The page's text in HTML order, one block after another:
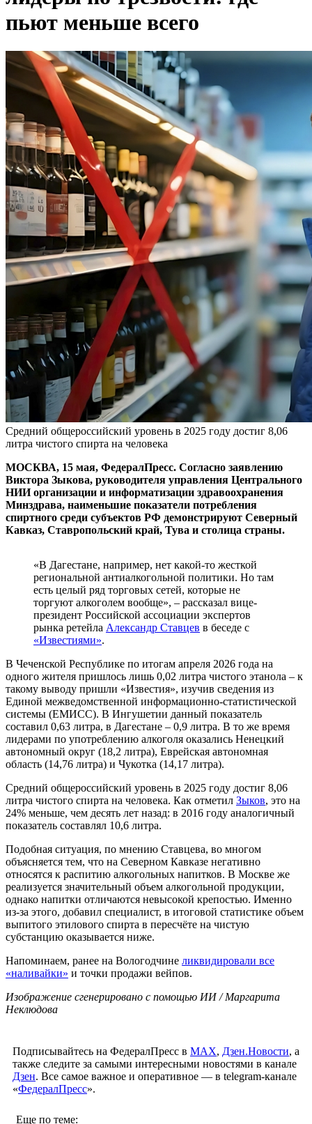
пьют меньше всего
Средний общероссийский уровень в 2025 году достиг 8,06
литра чистого спирта на человека
МОСКВА, 15 мая, ФедералПресс. Согласно заявлению
Виктора Зыкова, руководителя управления Центрального
НИИ организации и информатизации здравоохранения
Минздрава, наименьшие показатели потребления
спиртного среди субъектов РФ демонстрируют Северный
Кавказ, Ставропольский край, Тува и столица страны.
«В Дагестане, например, нет какой-то жесткой
региональной антиалкогольной политики. Но там
есть целый ряд торговых сетей, которые не
торгуют алкоголем вообще», – рассказал вице-
президент Российской ассоциации экспертов
рынка ретейла Александр Ставцев в беседе с
«Известиями».
В Чеченской Республике по итогам апреля 2026 года на
одного жителя пришлось лишь 0,02 литра чистого этанола – к
такому выводу пришли «Известия», изучив сведения из
Единой межведомственной информационно-статистической
системы (ЕМИСС). В Ингушетии данный показатель
составил 0,63 литра, в Дагестане – 0,9 литра. В то же время
лидерами по употреблению алкоголя оказались Ненецкий
автономный округ (18,2 литра), Еврейская автономная
область (14,76 литра) и Чукотка (14,17 литра).
Средний общероссийский уровень в 2025 году достиг 8,06
литра чистого спирта на человека. Как отметил Зыков, это на
24% меньше, чем десять лет назад: в 2016 году аналогичный
показатель составлял 10,6 литра.
Подобная ситуация, по мнению Ставцева, во многом
объясняется тем, что на Северном Кавказе негативно
относятся к распитию алкогольных напитков. В Москве же
реализуется значительный объем алкогольной продукции,
однако напитки отличаются невысокой крепостью. Именно
из-за этого, добавил специалист, в итоговой статистике объем
выпитого этилового спирта в пересчёте на чистую
субстанцию оказывается ниже.
Напоминаем, ранее на Вологодчине ликвидировали все
«наливайки» и точки продажи вейпов.
Изображение сгенерировано с помощью ИИ / Маргарита
Неклюдова
Подписывайтесь на ФедералПресс в МАХ, Дзен.Новости, а
также следите за самыми интересными новостями в канале
Дзен. Все самое важное и оперативное — в telegram-канале
«ФедералПресс».
Еще по теме: